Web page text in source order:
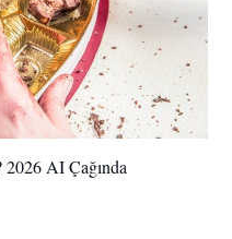
2026 AI Çağında